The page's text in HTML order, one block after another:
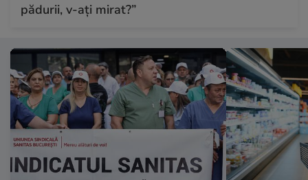
pădurii, v-ați mirat?”